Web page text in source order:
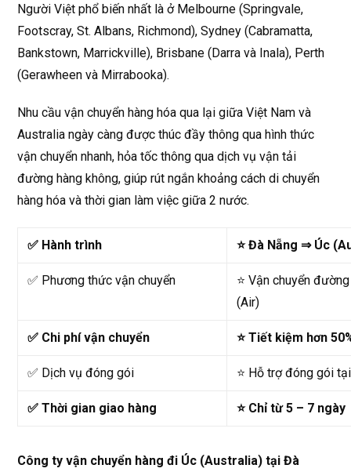
Người Việt phổ biến nhất là ở Melbourne (Springvale,
Footscray, St. Albans, Richmond), Sydney (Cabramatta,
Bankstown, Marrickville), Brisbane (Darra và Inala), Perth
(Gerawheen và Mirrabooka).
Nhu cầu vận chuyển hàng hóa qua lại giữa Việt Nam và
Australia ngày càng được thúc đầy thông qua hình thức
vận chuyển nhanh, hỏa tốc thông qua dịch vụ vận tải
đường hàng không, giúp rút ngắn khoảng cách di chuyển
hàng hóa và thời gian làm việc giữa 2 nước.
✅ Hành trình ⭐Đà Nẵng ⇒ Úc
✅ Phương thức vận chuyển
⭐ Vận chuyển
(Air)
✅ Chi phí vận chuyển ⭐ Tiết kiệm hơn
✅ Dịch vụ đóng gói ⭐ Hỗ trợ đóng gói
✅Thời gian giao hàng ⭐ Chỉ từ 5 – 7 ngày
Công ty vận chuyển hàng đi Úc (Australia) tại Đà